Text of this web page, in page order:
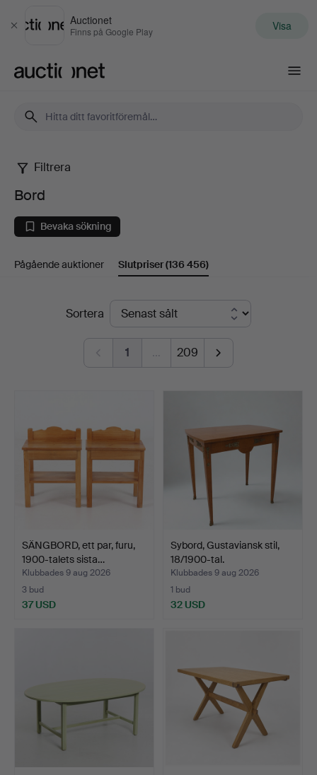
Stäng
Auctionet
Finns på Google Play Visa
BordFiltrera
Bord
Bevaka sökning
Pågående auktioner Slutpriser(136 456)
SlutpriserSortera
1 … 209
SÄNGBORD, ett par, furu,
1900-talets sista…
Klubbades 9 aug 2026
3 bud
37 USD
Sybord, Gustaviansk stil,
18/1900-tal.
Klubbades 9 aug 2026
1 bud
32 USD